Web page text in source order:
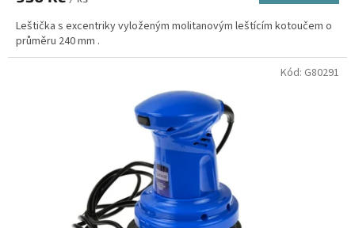
Leštička s excentriky vyloženým molitanovým leštícím kotoučem o
průměru 240 mm .
Kód: G80291